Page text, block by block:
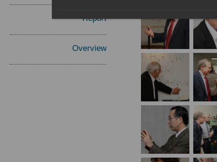
Report
Overview